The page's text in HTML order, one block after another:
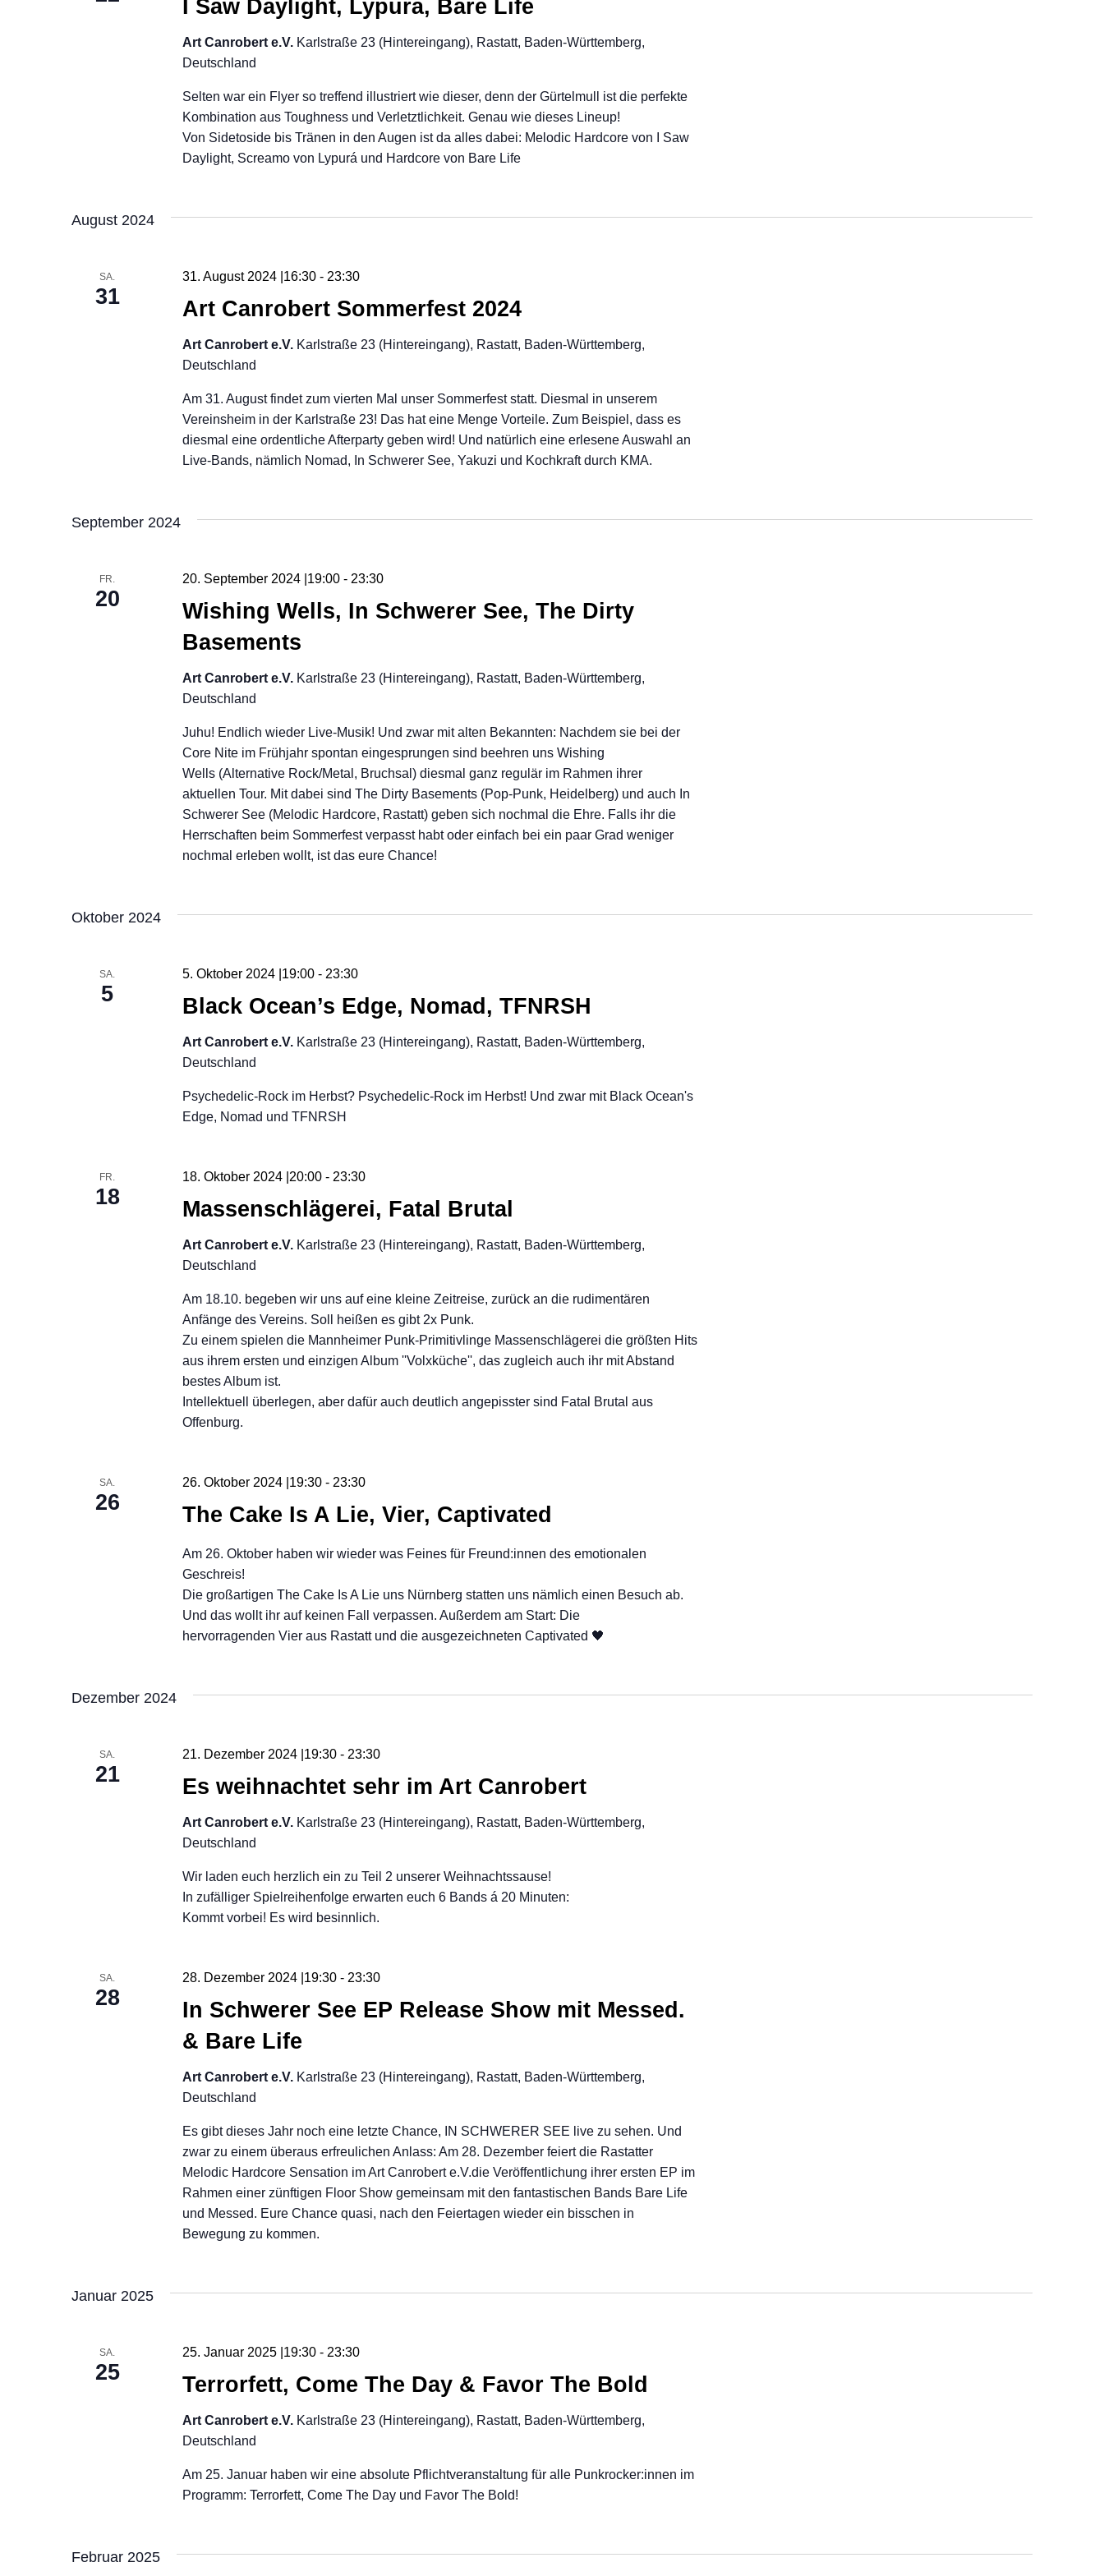
I Saw Daylight, Lypurá, Bare Life
Art Canrobert e.V. Karlstraße 23 (Hintereingang), Rastatt, Baden-Württemberg,
Deutschland
Selten war ein Flyer so treffend illustriert wie dieser, denn der Gürtelmull ist die perfekte
Kombination aus Toughness und Verletztlichkeit. Genau wie dieses Lineup!
Von Sidetoside bis Tränen in den Augen ist da alles dabei: Melodic Hardcore von I Saw
Daylight, Screamo von Lypurá und Hardcore von Bare Life
August 2024
SA.
31 Art Canrobert Sommerfest 2024
31. August 2024 |16:30 - 23:30
Art Canrobert e.V. Karlstraße 23 (Hintereingang), Rastatt, Baden-Württemberg,
Deutschland
Am 31. August findet zum vierten Mal unser Sommerfest statt. Diesmal in unserem
Vereinsheim in der Karlstraße 23! Das hat eine Menge Vorteile. Zum Beispiel, dass es
diesmal eine ordentliche Afterparty geben wird! Und natürlich eine erlesene Auswahl an
Live-Bands, nämlich Nomad, In Schwerer See, Yakuzi und Kochkraft durch KMA.
September 2024
FR.
20
Wishing Wells, In Schwerer See, The Dirty
Basements
20. September 2024 |19:00 - 23:30
Art Canrobert e.V. Karlstraße 23 (Hintereingang), Rastatt, Baden-Württemberg,
Deutschland
Juhu! Endlich wieder Live-Musik! Und zwar mit alten Bekannten: Nachdem sie bei der
Core Nite im Frühjahr spontan eingesprungen sind beehren uns Wishing
Wells (Alternative Rock/Metal, Bruchsal) diesmal ganz regulär im Rahmen ihrer
aktuellen Tour. Mit dabei sind The Dirty Basements (Pop-Punk, Heidelberg) und auch In
Schwerer See (Melodic Hardcore, Rastatt) geben sich nochmal die Ehre. Falls ihr die
Herrschaften beim Sommerfest verpasst habt oder einfach bei ein paar Grad weniger
nochmal erleben wollt, ist das eure Chance!
Oktober 2024
SA.
5 Black Ocean’s Edge, Nomad, TFNRSH
5. Oktober 2024 |19:00 - 23:30
Art Canrobert e.V. Karlstraße 23 (Hintereingang), Rastatt, Baden-Württemberg,
Deutschland
Psychedelic-Rock im Herbst? Psychedelic-Rock im Herbst! Und zwar mit Black Ocean's
Edge, Nomad und TFNRSH
FR.
18 Massenschlägerei, Fatal Brutal
18. Oktober 2024 |20:00 - 23:30
Art Canrobert e.V. Karlstraße 23 (Hintereingang), Rastatt, Baden-Württemberg,
Deutschland
Am 18.10. begeben wir uns auf eine kleine Zeitreise, zurück an die rudimentären
Anfänge des Vereins. Soll heißen es gibt 2x Punk.
Zu einem spielen die Mannheimer Punk-Primitivlinge Massenschlägerei die größten Hits
aus ihrem ersten und einzigen Album ''Volxküche'', das zugleich auch ihr mit Abstand
bestes Album ist.
Intellektuell überlegen, aber dafür auch deutlich angepisster sind Fatal Brutal aus
Offenburg.
SA.
26 The Cake Is A Lie, Vier, Captivated
26. Oktober 2024 |19:30 - 23:30
Am 26. Oktober haben wir wieder was Feines für Freund:innen des emotionalen
Geschreis!
Die großartigen The Cake Is A Lie uns Nürnberg statten uns nämlich einen Besuch ab.
Und das wollt ihr auf keinen Fall verpassen. Außerdem am Start: Die
hervorragenden Vier aus Rastatt und die ausgezeichneten Captivated 🖤
Dezember 2024
SA.
21 Es weihnachtet sehr im Art Canrobert
21. Dezember 2024 |19:30 - 23:30
Art Canrobert e.V. Karlstraße 23 (Hintereingang), Rastatt, Baden-Württemberg,
Deutschland
Wir laden euch herzlich ein zu Teil 2 unserer Weihnachtssause!
In zufälliger Spielreihenfolge erwarten euch 6 Bands á 20 Minuten:
Kommt vorbei! Es wird besinnlich.
SA.
28
In Schwerer See EP Release Show mit Messed.
& Bare Life
28. Dezember 2024 |19:30 - 23:30
Art Canrobert e.V. Karlstraße 23 (Hintereingang), Rastatt, Baden-Württemberg,
Deutschland
Es gibt dieses Jahr noch eine letzte Chance, IN SCHWERER SEE live zu sehen. Und
zwar zu einem überaus erfreulichen Anlass: Am 28. Dezember feiert die Rastatter
Melodic Hardcore Sensation im Art Canrobert e.V.die Veröffentlichung ihrer ersten EP im
Rahmen einer zünftigen Floor Show gemeinsam mit den fantastischen Bands Bare Life
und Messed. Eure Chance quasi, nach den Feiertagen wieder ein bisschen in
Bewegung zu kommen.
Januar 2025
SA.
25 Terrorfett, Come The Day & Favor The Bold
25. Januar 2025 |19:30 - 23:30
Art Canrobert e.V. Karlstraße 23 (Hintereingang), Rastatt, Baden-Württemberg,
Deutschland
Am 25. Januar haben wir eine absolute Pflichtveranstaltung für alle Punkrocker:innen im
Programm: Terrorfett, Come The Day und Favor The Bold!
Februar 2025